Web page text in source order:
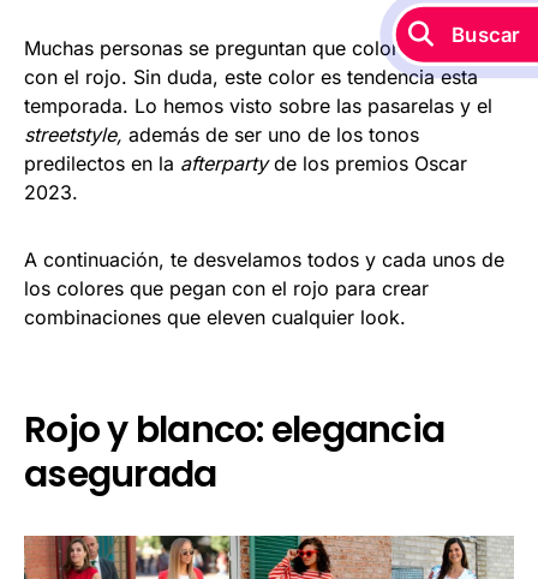
Muchas personas se preguntan que colores combinan
con el rojo. Sin duda, este color es tendencia esta
temporada. Lo hemos visto sobre las pasarelas y el
streetstyle, además de ser uno de los tonos
predilectos en la afterpartyde los premios Oscar
2023.
A continuación, te desvelamos todos y cada unos de
los colores que pegan con el rojo para crear
combinaciones que eleven cualquier look.
Rojo y blanco: elegancia
asegurada
Buscar